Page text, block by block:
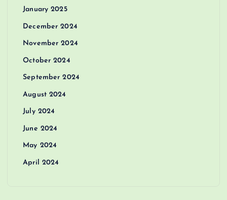
January 2025
December 2024
November 2024
October 2024
September 2024
August 2024
July 2024
June 2024
May 2024
April 2024